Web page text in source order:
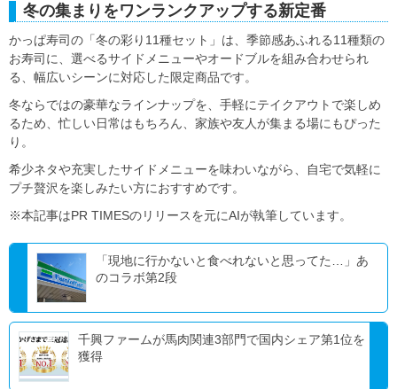
冬の集まりをワンランクアップする新定番
かっぱ寿司の「冬の彩り11種セット」は、季節感あふれる11種類の
お寿司に、選べるサイドメニューやオードブルを組み合わせられ
る、幅広いシーンに対応した限定商品です。
冬ならではの豪華なラインナップを、手軽にテイクアウトで楽しめ
るため、忙しい日常はもちろん、家族や友人が集まる場にもぴった
り。
希少ネタや充実したサイドメニューを味わいながら、自宅で気軽に
プチ贅沢を楽しみたい方におすすめです。
※本記事はPR TIMESのリリースを元にAIが執筆しています。
「現地に行かないと食べれないと思ってた…」あ
のコラボ第2段
千興ファームが馬肉関連3部門で国内シェア第1位を
獲得